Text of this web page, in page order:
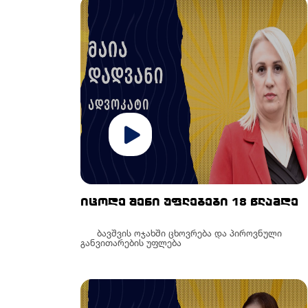
იცოდე შენი უფლებები 18 წლამდე
ბავშვის ოჯახში ცხოვრება და პიროვნული
განვითარების უფლება